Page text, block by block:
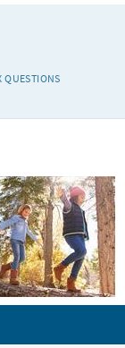
QUESTIONS